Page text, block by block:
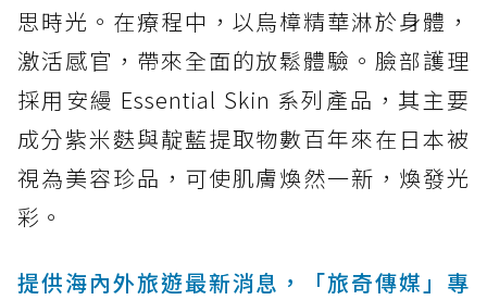
思時光。在療程中，以烏樟精華淋於身體，
激活感官，帶來全面的放鬆體驗。臉部護理
採用安縵 Essential Skin 系列產品，其主要
成分紫米麩與靛藍提取物數百年來在日本被
視為美容珍品，可使肌膚煥然一新，煥發光
彩。
提供海內外旅遊最新消息，「旅奇傳媒」專